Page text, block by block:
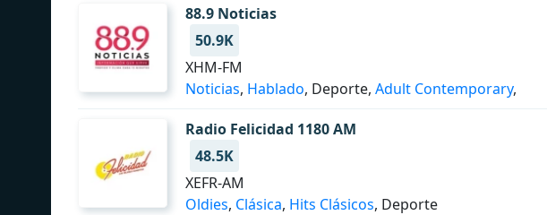
88.9 Noticias
50.9K
XHM-FM
Noticias, Hablado, Deporte, Adult Contemporary,
Radio Felicidad 1180 AM
48.5K
XEFR-AM
Oldies, Clásica, Hits Clásicos, Deporte